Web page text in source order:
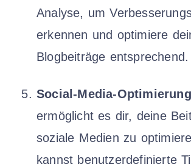
Analyse, um
erkennen und optimiere
Blogbeiträge entsprechend.
Social-Media-Optimierung
ermöglicht es dir, deine
soziale Medien zu
kannst benutzerdefinierte